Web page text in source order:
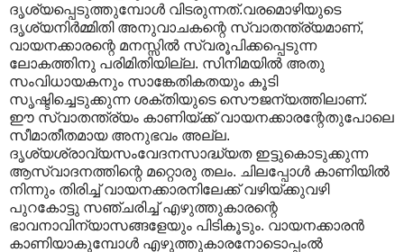
ദൃശ്യപ്പെടുത്തുമ്പോൾ വിടരുന്നത്.വരമൊഴിയുടെ
ദൃശ്യനിർമ്മിതി അനുവാചകന്റെ സ്വാതന്ത്ര്യമാണ്,
വായനക്കാരന്റെ മനസ്സിൽ സ്വരൂപിക്കപ്പെടുന്ന
ലോകത്തിനു പരിമിതിയില്ല. സിനിമയിൽ അതു
സംവിധായകനും സാങ്കേതികതയും കൂടി
സൃഷ്ടിച്ചെടുക്കുന്ന ശക്തിയുടെ സൌജന്യത്തിലാണ്.
ഈ സ്വാതന്ത്ര്യം കാണിയ്ക്ക് വായനക്കാരന്റേതുപോലെ
സീമാതീതമായ അനുഭവം അല്ല.
ദൃശ്യശ്രാവ്യസംവേദനസാദ്ധ്യത ഇട്ടുകൊടുക്കുന്ന
ആസ്വാദനത്തിന്റെ മറ്റൊരു തലം. ചിലപ്പോൾ കാണിയിൽ
നിന്നും തിരിച്ച് വായനക്കാരനിലേക്ക് വഴിയ്ക്കുവഴി
പുറകോട്ടു സഞ്ചരിച്ച് എഴുത്തുകാരന്റെ
ഭാവനാവിന്യാസങ്ങളേയും പിടികൂടും. വായനക്കാരൻ
കാണിയാകുമ്പോൾ എഴുത്തുകാരനോടൊപ്പംൽ